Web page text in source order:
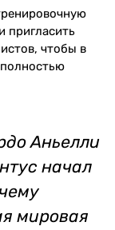
пригласить
чтобы в
Аньелли
начал
мировая